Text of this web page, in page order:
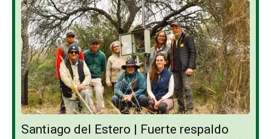
Santiago del Estero | Fuerte respaldo